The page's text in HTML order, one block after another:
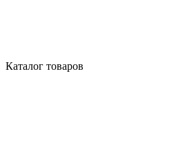
Каталог товаров